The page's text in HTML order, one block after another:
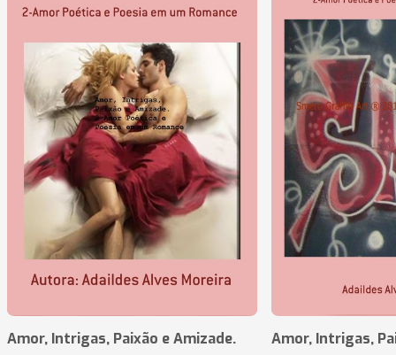
Amor, Intrigas, Paixão e Amizade. Amor, Intrigas,